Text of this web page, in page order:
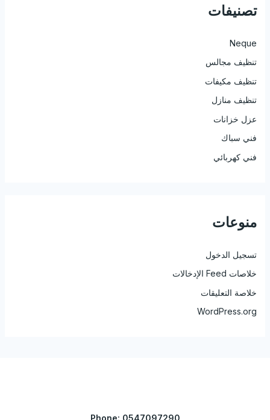
تصنيفات
Neque
تنظيف مجالس
تنظيف مكيفات
تنظيف منازل
عزل خزانات
فني سباك
فني كهربائي
منوعات
تسجيل الدخول
خلاصات Feed الإدخالات
خلاصة التعليقات
WordPress.org